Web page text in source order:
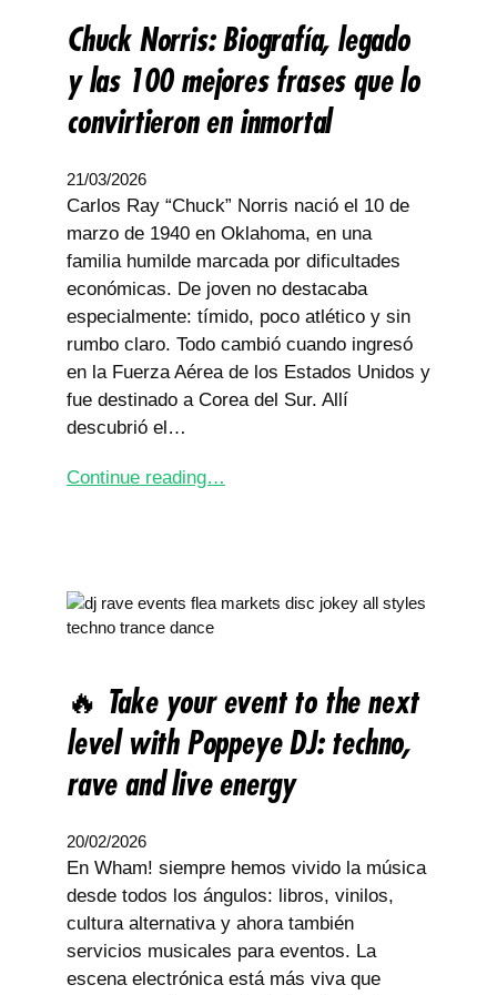
Chuck Norris: Biografía, legado
y las 100 mejores frases que lo
convirtieron en inmortal
21/03/2026
Carlos Ray “Chuck” Norris nació el 10 de
marzo de 1940 en Oklahoma, en una
familia humilde marcada por dificultades
económicas. De joven no destacaba
especialmente: tímido, poco atlético y sin
rumbo claro. Todo cambió cuando ingresó
en la Fuerza Aérea de los Estados Unidos y
fue destinado a Corea del Sur. Allí
descubrió el…
Continue reading…
🔥 Take your event to the next
level with Poppeye DJ: techno,
rave and live energy
20/02/2026
En Wham! siempre hemos vivido la música
desde todos los ángulos: libros, vinilos,
cultura alternativa y ahora también
servicios musicales para eventos. La
escena electrónica está más viva que